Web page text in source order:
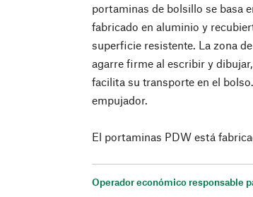
portaminas de bolsillo se basa
fabricado en aluminio y
superficie resistente. La zona
agarre firme al escribir y
facilita su transporte en el
empujador.
El portaminas PDW está
Operador económico responsable